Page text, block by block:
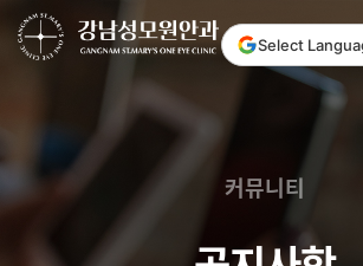
Select
커뮤니티